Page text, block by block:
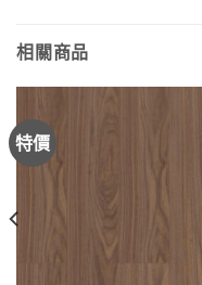
相關商品
特價